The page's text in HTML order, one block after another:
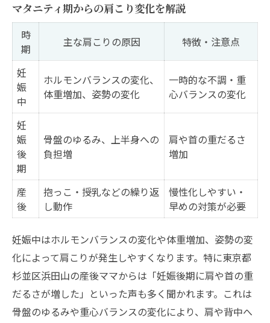
マタニティ期からの肩こり変化を解説
時
期
主な肩こりの原因 特徴・注意点
妊
娠
中
ホルモンバランスの変化、
体重増加、姿勢の変化
一時的な不調・重
心バランスの変化
妊
娠
後
期
骨盤のゆるみ、上半身への
負担増
肩や首の重だるさ
増加
産
後
抱っこ・授乳などの繰り返
し動作
慢性化しやすい・
早めの対策が必要
妊娠中はホルモンバランスの変化や体重増加、姿勢の変
化によって肩こりが発生しやすくなります。特に東京都
杉並区浜田山の産後ママからは「妊娠後期に肩や首の重
だるさが増した」といった声も多く聞かれます。これは
骨盤のゆるみや重心バランスの変化により、肩や背中へ